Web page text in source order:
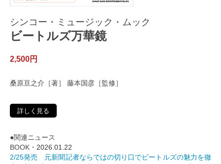
シンコー・ミュージック・ムック
ビートルズ万華鏡
2,500円
桑原亘之介［著］ 藤本国彦［監修］
詳しく見る
●関連ニュース
BOOK・ 2026.01.22
2/25発売 元新聞記者ならではの切り口でビートルズの魅力を徹